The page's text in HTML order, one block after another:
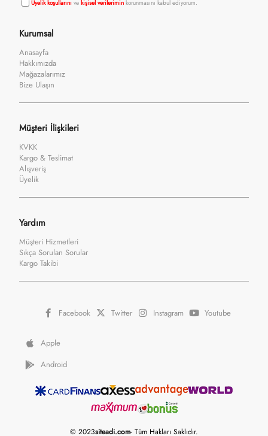
Kurumsal
Anasayfa
Hakkımızda
Mağazalarımız
Bize Ulaşın
Müşteri İlişkileri
KVKK
Kargo & Teslimat
Alışveriş
Üyelik
Yardım
Müşteri Hizmetleri
Sıkça Sorulan Sorular
Kargo Takibi
Facebook Twitter Instagram Youtube
Apple
Android
© 2023siteadi.com- Tüm Hakları Saklıdır.